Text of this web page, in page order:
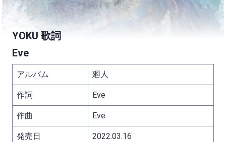
YOKU 歌詞
Eve
アルバム 廻人
作詞 Eve
作曲 Eve
発売日 2022.03.16